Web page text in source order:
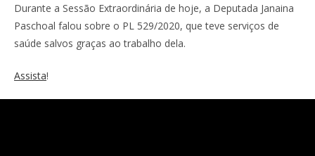
Durante a Sessão Extraordinária de hoje, a Deputada Janaina
Paschoal falou sobre o PL 529/2020, que teve serviços de
saúde salvos graças ao trabalho dela.
Assista!